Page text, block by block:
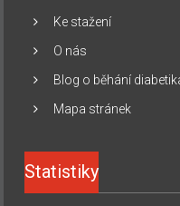
Ke stažení
O nás
Blog o běhání
Mapa stránek
Statistiky